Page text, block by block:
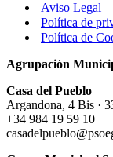
Aviso Legal
Política de
Política de
Agrupación
Casa del Pueblo
Argandona, 4 Bis ·
+34 984 19 59 10